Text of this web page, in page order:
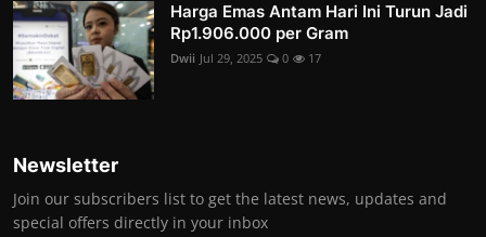
Harga Emas Antam Hari Ini Turun Jadi
Rp1.906.000 per Gram
Dwii Jul 29, 2025 0 17
Newsletter
Join our subscribers list to get the latest news, updates and
special offers directly in your inbox